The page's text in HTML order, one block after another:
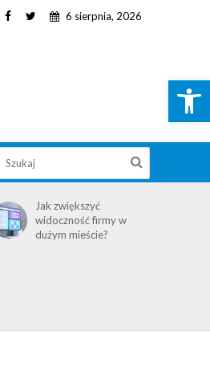
Open toolbar
6 sierpnia, 2026
Jak zwiększyć
widoczność firmy w
dużym mieście?